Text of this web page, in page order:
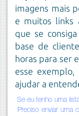
imagens mais
e muitos links
que se
base de
horas para ser
esse
ajudar a
Se eu tenho uma
Preciso enviar uma